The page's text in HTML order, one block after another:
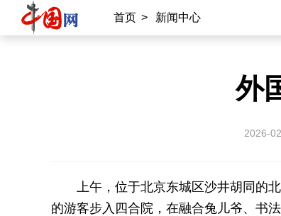
首页 > 新闻中心
外
2026-
上午，位于北京东城区沙井胡同的
的游客步入四合院，在融合兔儿爷、书